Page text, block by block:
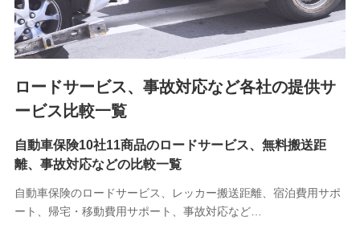
取引先としての選定業務、営業情報の提供業務、契約締結手
続き業務、取引管理業務、およびこれらに準ずる業務の遂行
のため
9.お問い合わせ情報
各種お問い合わせに対応するため
10.受託業務の 個人情報
受託業務の遂行およびこれらに準ずる業務の遂行のため
11.マイカー通勤管理クラウド並びに法人向けASPサー
ロードサービス、事故対応など各社の提供サ
ービス比較一覧
自動車保険10社11商品のロードサービス、無料搬送距
離、事故対応などの比較一覧
自動車保険のロードサービス、レッカー搬送距離、宿泊費用サポ
ート、帰宅・移動費用サポート、事故対応など…